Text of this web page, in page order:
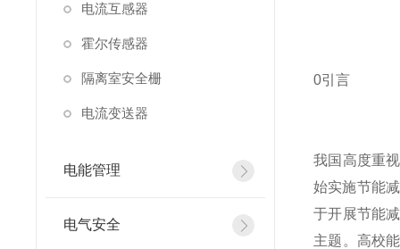
电流互感器
霍尔传感器
隔离室安全栅
电流变送器
电能管理
电气安全
0引言
我国高度重
始实施节能
于开展节能
主题。高校